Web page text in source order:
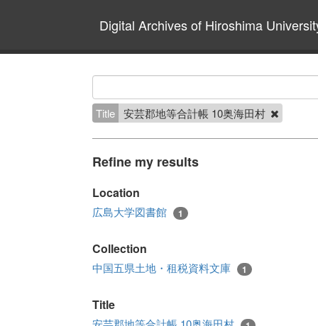
Digital Archives of Hiroshima
Title 安芸郡地等合計帳 10奥海田村
Refine my results
Location
広島大学図書館 1
Collection
中国五県土地・租税資料文庫 1
Title